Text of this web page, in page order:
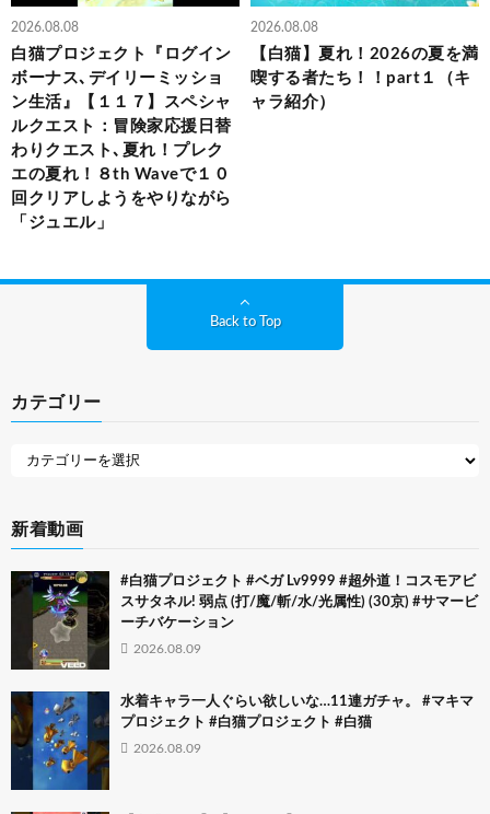
2026.08.08
白猫プロジェクト『ログイン
ボーナス､デイリーミッショ
ン生活』【１１７】スペシャ
ルクエスト：冒険家応援日替
わりクエスト､夏れ！プレク
エの夏れ！８th Waveで１０
回クリアしようをやりながら
「ジュエル」
2026.08.08
【白猫】夏れ！2026の夏を満
喫する者たち！！part１（キ
ャラ紹介）
Back to Top
カテゴリー
新着動画
#白猫プロジェクト #ベガ Lv9999 #超外道！コスモアビ
スサタネル! 弱点 (打/魔/斬/水/光属性) (30京) #サマービ
ーチバケーション
2026.08.09
水着キャラ一人ぐらい欲しいな…11連ガチャ。 #マキマ
プロジェクト #白猫プロジェクト #白猫
2026.08.09